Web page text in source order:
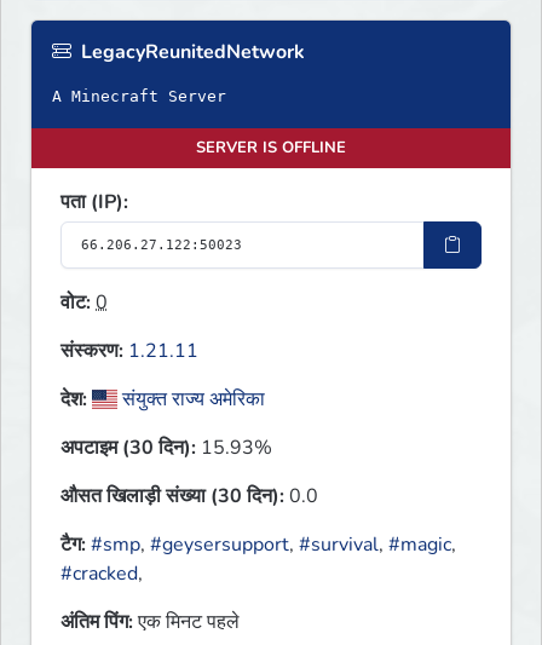
LegacyReunitedNetwork
A Minecraft Server
SERVER IS OFFLINE
पता (IP):
वोट:0
संस्करण: 1.21.11
देश:
संयुक्त राज्य अमेरिका
अपटाइम (30 दिन): 15.93%
औसत खिलाड़ी संख्या (30 दिन):0.0
टैग:#smp, #geysersupport, #survival, #magic,
#cracked,
अंतिम पिंग:एक मिनट पहले